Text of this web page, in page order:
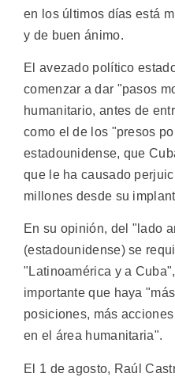
en los últimos días está
y de buen ánimo.
El avezado político
comenzar a dar "pasos
humanitario, antes de
como el de los "presos
estadounidense, que
que le ha causado
millones desde su
En su opinión, del "lado
(estadounidense) se
"Latinoamérica y a
importante que haya
posiciones, más
en el área humanitaria".
El 1 de agosto, Raúl